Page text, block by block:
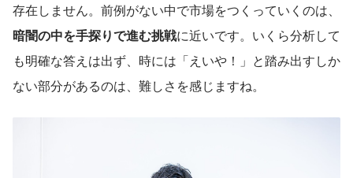
存在しません。前例がない中で市場をつくっていくのは、
暗闇の中を手探りで進む挑戦に近いです。いくら分析して
も明確な答えは出ず、時には「えいや！」と踏み出すしか
ない部分があるのは、難しさを感じますね。